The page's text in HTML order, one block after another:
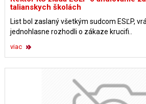
talianskych školách
List bol zaslaný všetkým sudcom ESĽP,
jednohlasne rozhodli o zákaze krucifi..
viac